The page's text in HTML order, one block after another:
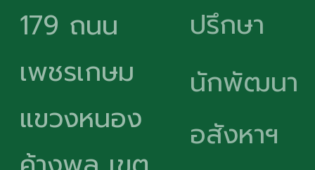
179 ถนน
เพชรเกษม
แขวงหนอง
ปรึกษา
นักพัฒนา
อสังหาฯ